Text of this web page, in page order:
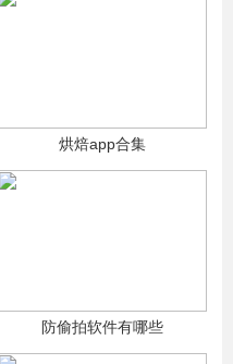
烘焙app合集
防偷拍软件有哪些